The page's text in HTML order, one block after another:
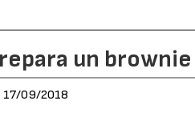
un
17/09/2018